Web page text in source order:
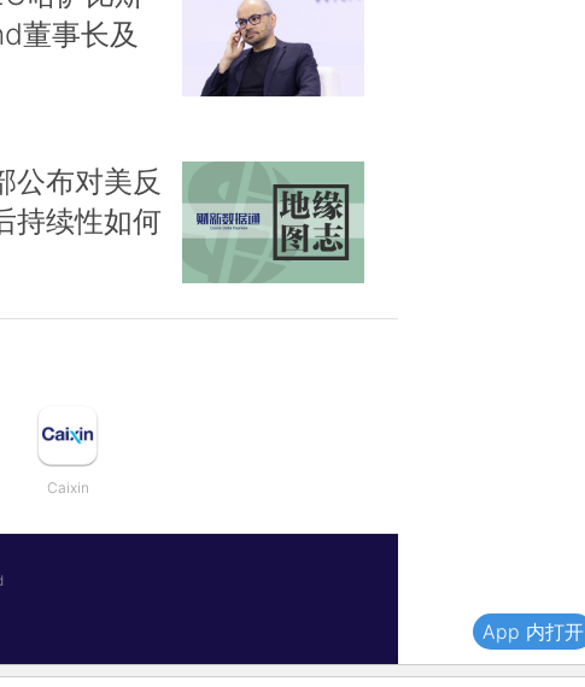
董事长及
公布对美反
持续性如何
Caixin
App 内打开